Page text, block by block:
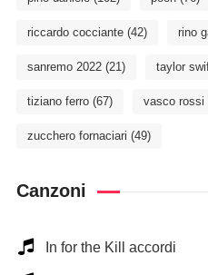
riccardo cocciante(42) rino
sanremo 2022(21) taylor
tiziano ferro(67) vasco rossi
zucchero fornaciari (49)
Canzoni
In for the Kill accordi